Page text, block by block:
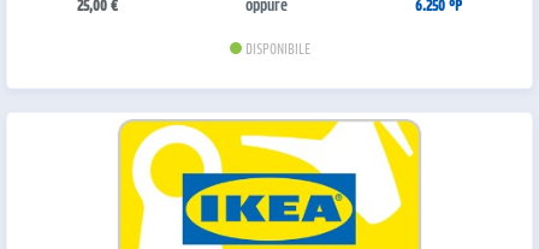
25,00 € 6.250 °P
DISPONIBILE